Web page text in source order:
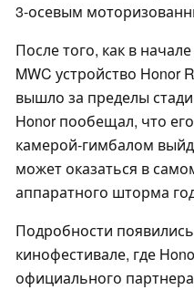
3-осевым
После того, как в
MWC устройство Honor
вышло за пределы
Honor пообещал, что
камерой-гимбалом
может оказаться в
аппаратного шторма
Подробности
кинофестивале, где
официального